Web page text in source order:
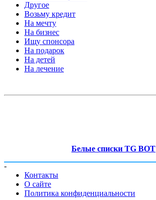
Другое
Возьму кредит
На мечту
На бизнес
Ищу спонсора
На подарок
На детей
На лечение
Белые списки TG BOT
-
Контакты
О сайте
Политика конфиденциальности